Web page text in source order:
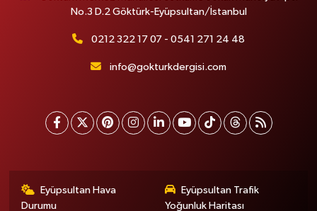
No.3 D.2 Göktürk-Eyüpsultan/İstanbul
0212 322 17 07 - 0541 271 24 48
info@gokturkdergisi.com
Eyüpsultan Hava
Durumu
Eyüpsultan Trafik
Yoğunluk Haritası